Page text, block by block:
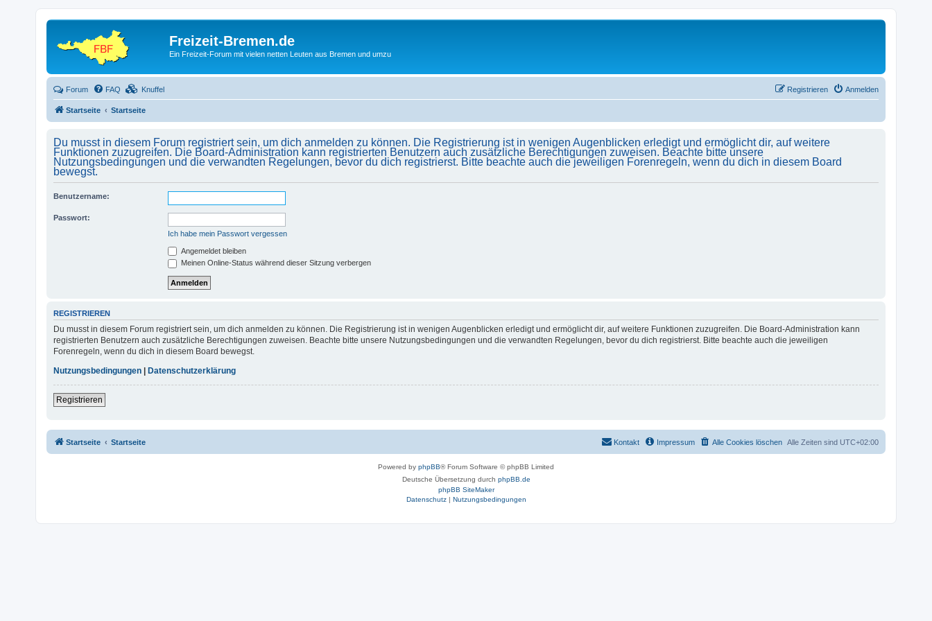
Freizeit-Bremen.de
Ein Freizeit-Forum mit vielen netten Leuten aus Bremen und umzu
Forum FAQ Knuffel Anmelden
Registrieren
Startseite Startseite
Du musst in diesem Forum registriert sein, um dich anmelden zu können. Die Registrierung ist in wenigen Augenblicken erledigt und ermöglicht dir, auf weitere
Funktionen zuzugreifen. Die Board-Administration kann registrierten Benutzern auch zusätzliche Berechtigungen zuweisen. Beachte bitte unsere
Nutzungsbedingungen und die verwandten Regelungen, bevor du dich registrierst. Bitte beachte auch die jeweiligen Forenregeln, wenn du dich in diesem Board
bewegst.
Benutzername:
Passwort:
Ich habe mein Passwort vergessen
Angemeldet bleiben
Meinen Online-Status während dieser Sitzung verbergen
REGISTRIEREN
Du musst in diesem Forum registriert sein, um dich anmelden zu können. Die Registrierung ist in wenigen Augenblicken erledigt und ermöglicht dir, auf weitere Funktionen zuzugreifen. Die Board-Administration kann
registrierten Benutzern auch zusätzliche Berechtigungen zuweisen. Beachte bitte unsere Nutzungsbedingungen und die verwandten Regelungen, bevor du dich registrierst. Bitte beachte auch die jeweiligen
Forenregeln, wenn du dich in diesem Board bewegst.
Nutzungsbedingungen
Datenschutzerklärung
Registrieren
Startseite Startseite Alle Zeiten sind UTC+02:00
Alle Cookies löschen
Impressum
Kontakt
Powered by phpBB® Forum Software © phpBB Limited
Deutsche Übersetzung durch phpBB.de
phpBB SiteMaker
Datenschutz| Nutzungsbedingungen